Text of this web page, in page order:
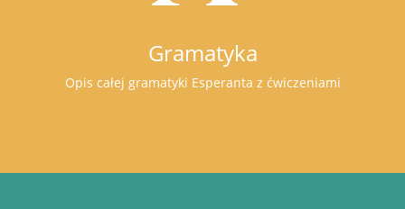
Gramatyka
Opis całej gramatyki Esperanta z ćwiczeniami